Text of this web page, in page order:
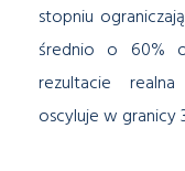
stopniu
średnio o 60%
rezultacie
oscyluje w granicy